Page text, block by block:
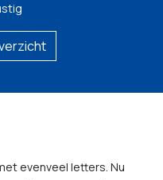
evenveel letters. Nu